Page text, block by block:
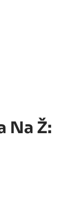
Na Ž: